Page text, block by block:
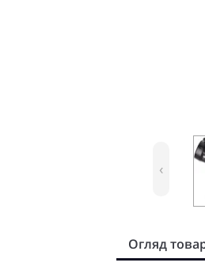
‹
Огляд